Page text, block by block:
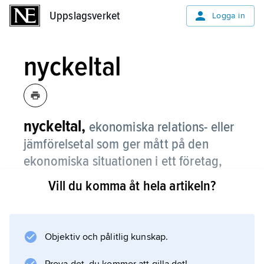
Uppslagsverket Logga in
nyckeltal
nyckeltal, ekonomiska relations- eller
jämförelsetal som ger mått på den
ekonomiska situationen i ett företag,
t.ex. mått på räntabilitet, likviditet,
soliditet och effektivitet.
”varningslampor” vid den interna
Vill du komma åt hela artikeln?
Objektiv och pålitlig kunskap.